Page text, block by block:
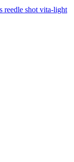
shot vita-light